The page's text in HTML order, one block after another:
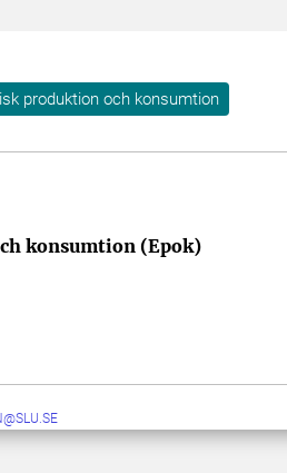
produktion och konsumtion
konsumtion (Epok)